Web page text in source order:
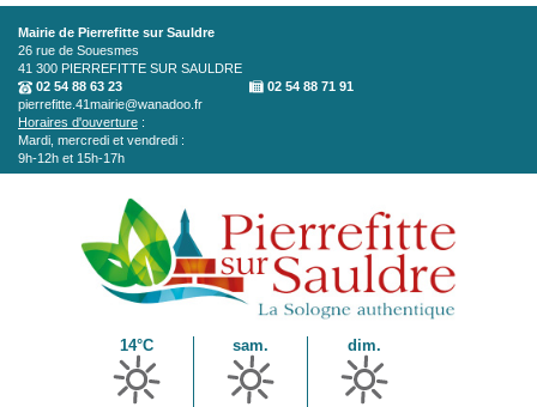
Aller au contenu principal
Mairie de Pierrefitte sur Sauldre
26 rue de Souesmes
41 300 PIERREFITTE SUR SAULDRE
02 54 88 63 23
02 54 88 71 91
pierrefitte.41mairie@wanadoo.fr
Horaires d'ouverture :
Mardi, mercredi et vendredi :
9h-12h et 15h-17h
14°C sam. dim.